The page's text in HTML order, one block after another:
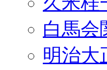
白馬会
明治大